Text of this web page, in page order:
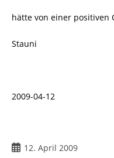
hätte von einer positiven
Stauni
2009-04-12
Beitrag12. April 2009